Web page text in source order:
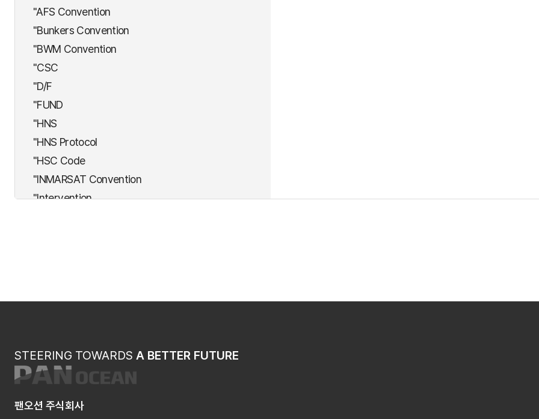
"AFS Convention
"Bunkers Convention
"BWM Convention
"CSC
"D/F
"FUND
"HNS
"HNS Protocol
"HSC Code
"INMARSAT Convention
"Intervention
"SUA
6대 자동차 선사
건조감리계약
STEERING TOWARDS A BETTER FUTURE
팬오션 주식회사